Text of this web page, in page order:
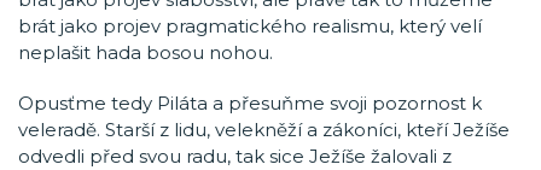
brát jako projev pragmatického realismu, který velí
neplašit hada bosou nohou.
Opusťme tedy Piláta a přesuňme svoji pozornost k
veleradě. Starší z lidu, velekněží a zákoníci, kteří Ježíše
odvedli před svou radu, tak sice Ježíše žalovali z